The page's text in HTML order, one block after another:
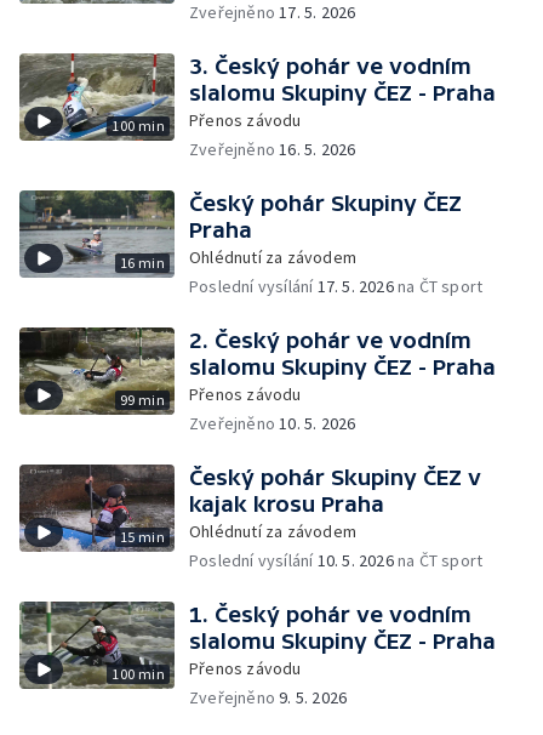
Zveřejněno17. 5. 2026
100 min
3. Český pohár ve vodním
slalomu Skupiny ČEZ - Praha
Přenos závodu
Zveřejněno16. 5. 2026
16 min
Český pohár Skupiny ČEZ
Praha
Ohlédnutí za závodem
Poslední vysílání17. 5. 2026na ČT sport
99 min
2. Český pohár ve vodním
slalomu Skupiny ČEZ - Praha
Přenos závodu
Zveřejněno10. 5. 2026
15 min
Český pohár Skupiny ČEZ v
kajak krosu Praha
Ohlédnutí za závodem
Poslední vysílání10. 5. 2026na ČT sport
100 min
1. Český pohár ve vodním
slalomu Skupiny ČEZ - Praha
Přenos závodu
Zveřejněno9. 5. 2026